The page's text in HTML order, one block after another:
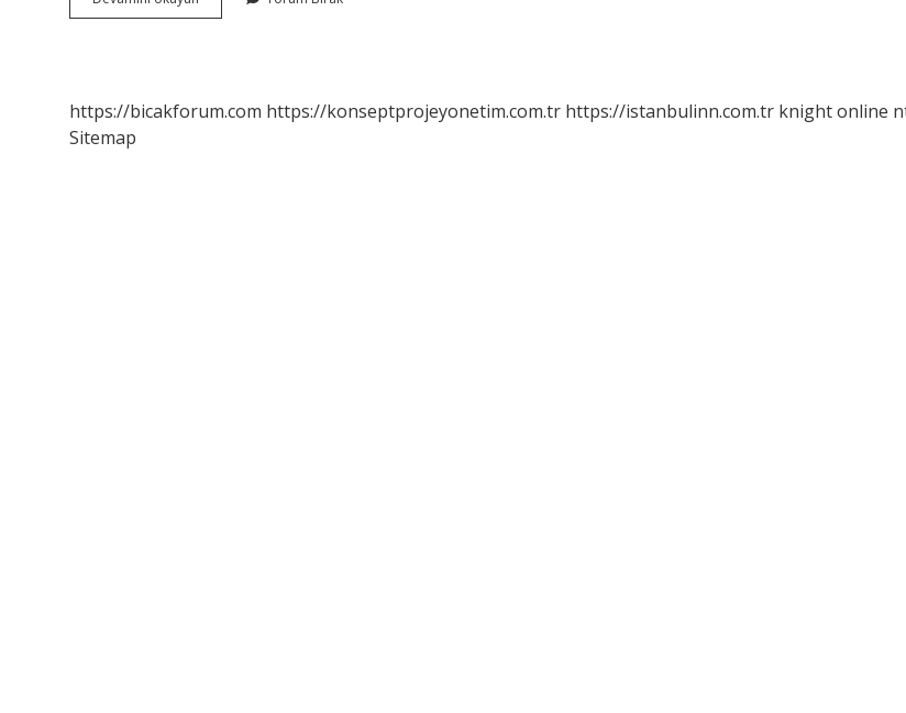
Numarası
Mi
https://bicakforum.com https://konseptprojeyonetim.com.tr https://istanbulinn.com.tr knight online
Sitemap